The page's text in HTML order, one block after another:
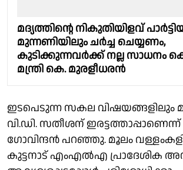
മദ്യത്തിൻ്റെ നികുതിയിളവ്
മുന്നണിയിലും ചർച്ച ചെയ്യണം,
കുടിക്കുന്നവർക്ക് നല്ല സാധനം
മന്ത്രി കെ. മുരളീധരൻ
ഇടപെടുന്ന സകല വിഷയങ്ങളിലും
വി.ഡി. സതീശന് ഇരട്ടത്താപ്പാണെന്ന്
ഗോവിന്ദൻ പറഞ്ഞു. മൂലം
കുട്ടനാട് എംഎൽഎ പ്രാദേശിക